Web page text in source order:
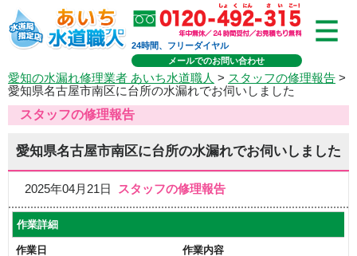
24時間、フリーダイヤル
メールでのお問い合わせ
愛知の水漏れ修理業者 あいち水道職人 > スタッフの修理報告 >
愛知県名古屋市南区に台所の水漏れでお伺いしました
スタッフの修理報告
愛知県名古屋市南区に台所の水漏れでお伺いしました
2025年04月21日 スタッフの修理報告
作業詳細
作業日
作業内容